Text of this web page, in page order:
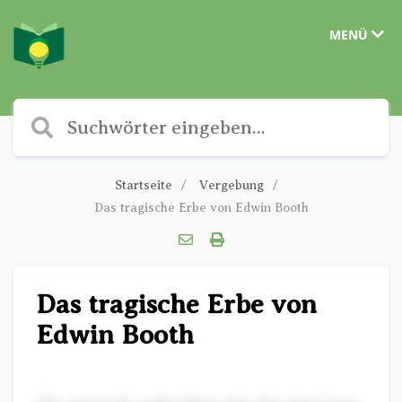
MENÜ
Startseite
Vergebung
Das tragische Erbe von Edwin Booth
Das tragische Erbe von
Edwin Booth